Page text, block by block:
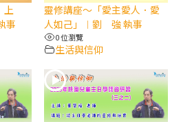
旅】第九集：「如果你的痛苦比快
—歐義明神父 / 應芝莉老師
正主教帶你做「四旬期避靜」—【逾
】：聖方濟的靈修，「不占為己
上
事
靈修講座～「愛主愛人．愛
人如己」︱劉 強 執事
0 位瀏覽
生活與信仰